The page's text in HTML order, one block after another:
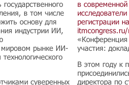
в том числе
основу для
индустрии ИИ,
мировом рынке ИИ-
суверенных
в
регистрации
участия:
В этом году к
директора по